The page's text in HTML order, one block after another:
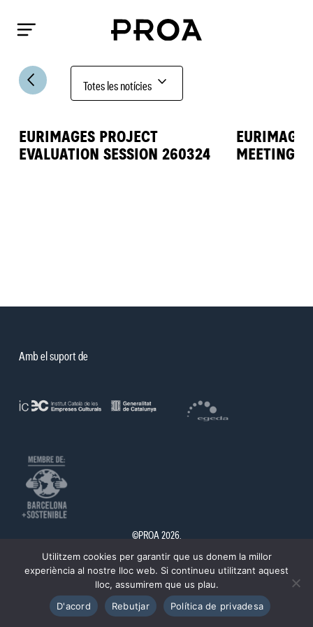
arrow_back_ios Totes les notícies expand_more
EURIMAGES PROJECT
EVALUATION SESSION 260324
MEETING
Amb el suport de
©PROA 2026.
Política de privadesa Avís legal
Utilitzem cookies per garantir que us donem la millor
experiència al nostre lloc web. Si continueu utilitzant aquest
lloc, assumirem que us plau.
D'acord
Rebutjar Política de privadesa